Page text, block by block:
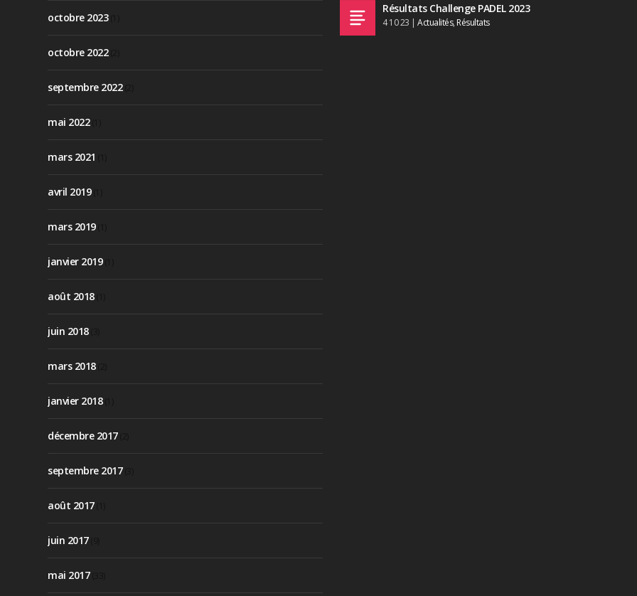
octobre 2023(1)
octobre 2022(2)
septembre 2022(2)
mai 2022(1)
mars 2021
avril 2019(1)
mars 2019(1)
janvier 2019(1)
août 2018(1)
juin 2018(3)
mars 2018(2)
janvier 2018(1)
décembre 2017(2)
septembre 2017(3)
août 2017(1)
juin 2017(9)
mai 2017(33)
Résultats Challenge PADEL 2023
4 10 23 |Actualités, Résultats